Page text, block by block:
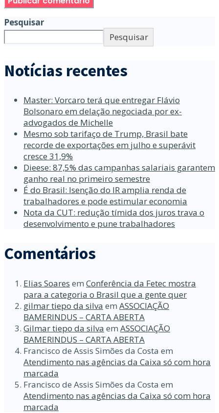
Pesquisar
Pesquisar
Notícias recentes
Master: Vorcaro terá que entregar Flávio
Bolsonaro em delação negociada por ex-
advogados de Michelle
Mesmo sob tarifaço de Trump, Brasil bate
recorde de exportações em julho e superávit
cresce 31,9%
Dieese: 87,5% das campanhas salariais garantem
ganho real no primeiro semestre
É do Brasil: Isenção do IR amplia renda de
trabalhadores e pode estimular economia
Nota da CUT: redução tímida dos juros trava o
desenvolvimento e pune trabalhadores
Comentários
Elias Soares em Conferência da Fetec mostra
para a categoria o Brasil que a gente quer
gilmar tiepo da silva em ASSOCIAÇÃO
BAMERINDUS – CARTA ABERTA
Gilmar tiepo da silva em ASSOCIAÇÃO
BAMERINDUS – CARTA ABERTA
Francisco de Assis Simões da Costa em
Atendimento nas agências da Caixa só com hora
marcada
Francisco de Assis Simões da Costa em
Atendimento nas agências da Caixa só com hora
marcada